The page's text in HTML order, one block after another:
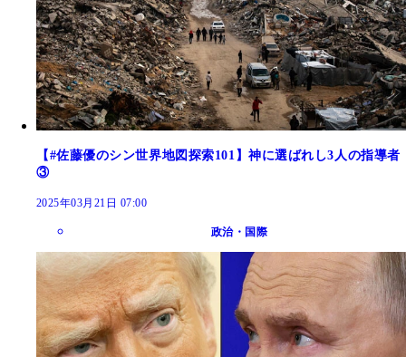
【#佐藤優のシン世界地図探索101】神に選ばれし3人の指導者
③
2025年03月21日 07:00
政治・国際